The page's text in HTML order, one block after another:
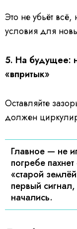
Это не убьёт
условия для
5. На будущее:
«впритык»
Оставляйте
должен
Главное — не
погребе
«старой
первый
начались.